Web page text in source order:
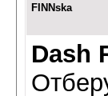
FINNska
Dash